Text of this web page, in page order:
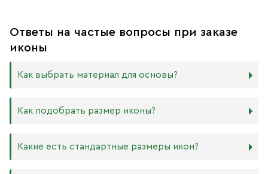
Ответы на частые вопросы при заказе
иконы
Как выбрать материал для основы?
Мы изготавливаем иконы на трёх разных видах досок:
МДФ. Ламинированная древесно-стружечная плита —
Как подобрать размер иконы?
Никаких строгих правил по тому, какого размера
Какие есть стандартные размеры икон?